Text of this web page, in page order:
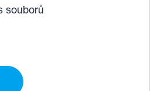
souborů